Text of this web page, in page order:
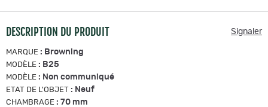
DESCRIPTION DU PRODUIT Signaler
MARQUE : Browning
MODÈLE : B25
MODÈLE : Non communiqué
ETAT DE L'OBJET : Neuf
CHAMBRAGE : 70 mm